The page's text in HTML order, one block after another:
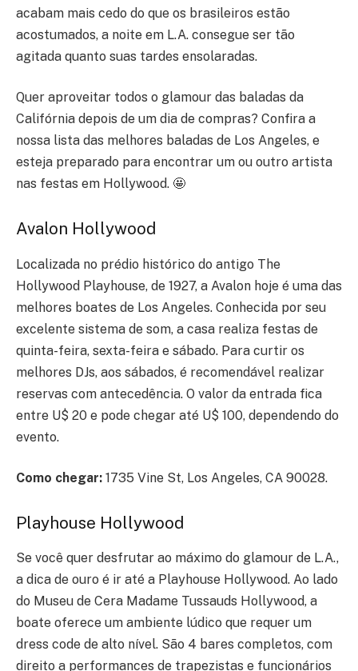
acabam mais cedo do que os brasileiros estão
acostumados, a noite em L.A. consegue ser tão
agitada quanto suas tardes ensolaradas.
Quer aproveitar todos o glamour das baladas da
Califórnia depois de um dia de compras? Confira a
nossa lista das melhores baladas de Los Angeles, e
esteja preparado para encontrar um ou outro artista
nas festas em Hollywood. 🤩
Avalon Hollywood
Localizada no prédio histórico do antigo The
Hollywood Playhouse, de 1927, a Avalon hoje é uma das
melhores boates de Los Angeles. Conhecida por seu
excelente sistema de som, a casa realiza festas de
quinta-feira, sexta-feira e sábado. Para curtir os
melhores DJs, aos sábados, é recomendável realizar
reservas com antecedência. O valor da entrada fica
entre U$ 20 e pode chegar até U$ 100, dependendo do
evento.
Como chegar: 1735 Vine St, Los Angeles, CA 90028.
Playhouse Hollywood
Se você quer desfrutar ao máximo do glamour de L.A.,
a dica de ouro é ir até a Playhouse Hollywood. Ao lado
do Museu de Cera Madame Tussauds Hollywood, a
boate oferece um ambiente lúdico que requer um
dress code de alto nível. São 4 bares completos, com
direito a performances de trapezistas e funcionários